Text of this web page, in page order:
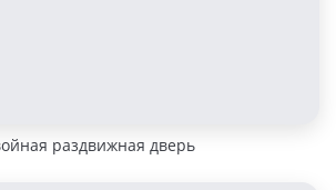
раздвижная дверь